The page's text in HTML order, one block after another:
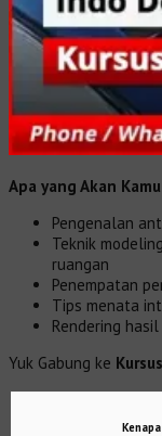
Apa yang Akan
Pengenalan
Teknik
ruangan
Penempatan
Tips menata
Rendering
Yuk Gabung ke